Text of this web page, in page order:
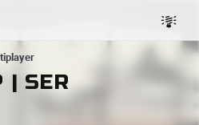
| SER